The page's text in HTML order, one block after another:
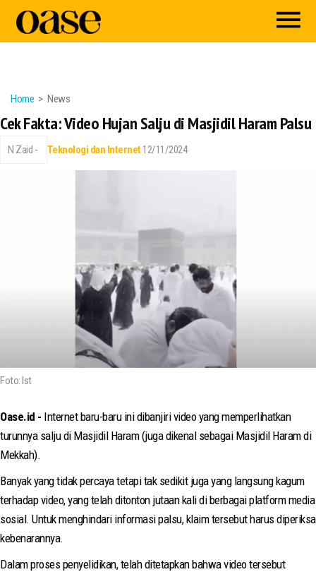
Home News
Cek Fakta: Video Hujan Salju di Masjidil Haram Palsu
N Zaid - Teknologi dan Internet12/11/2024
Foto: Ist
Oase.id - Internet baru-baru ini dibanjiri video yang memperlihatkan
turunnya salju di Masjidil Haram (juga dikenal sebagai Masjidil Haram di
Mekkah).
Banyak yang tidak percaya tetapi tak sedikit juga yang langsung kagum
terhadap video, yang telah ditonton jutaan kali di berbagai platform media
sosial. Untuk menghindari informasi palsu, klaim tersebut harus diperiksa
kebenarannya.
Dalam proses penyelidikan, telah ditetapkan bahwa video tersebut